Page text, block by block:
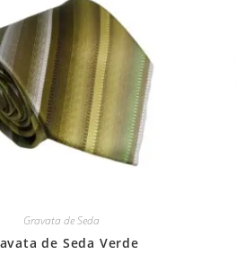
Gravata de Seda
de Seda Verde